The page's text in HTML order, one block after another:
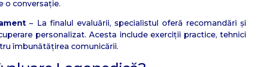
o conversație.
– La finalul evaluării, specialistul oferă recomandări și
personalizat. Acesta include exerciții practice, tehnici
îmbunătățirea comunicării.